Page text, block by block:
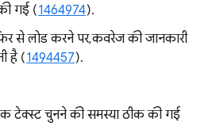
गई (1464974).
से लोड करने पर, कवरेज की जानकारी
है (1494457).
टेक्स्ट चुनने की समस्या ठीक की गई